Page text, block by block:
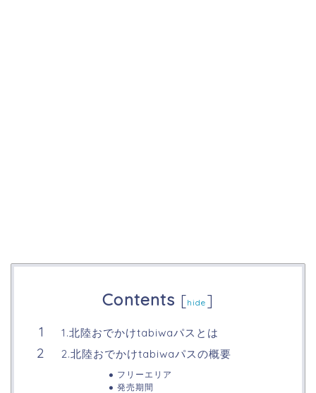
Contents [hide ]
1.北陸おでかけtabiwaパスとは
2.北陸おでかけtabiwaパスの概要
フリーエリア
発売期間